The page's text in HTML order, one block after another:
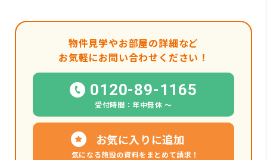
物件見学やお部屋の詳細など
お気軽にお問い合わせください！
0120-89-1165
受付時間：年中無休 〜
お気に入りに追加
気になる施設の資料をまとめて請求！